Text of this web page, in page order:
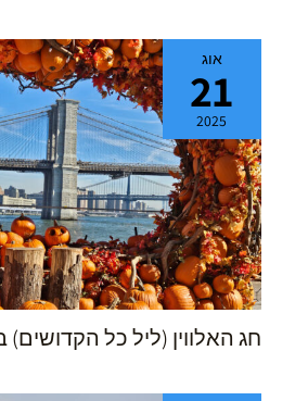
אוג
21
2025
חג האלווין (ליל כל הקדושים)